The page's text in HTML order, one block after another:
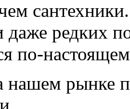
даже редких
по-
рынке